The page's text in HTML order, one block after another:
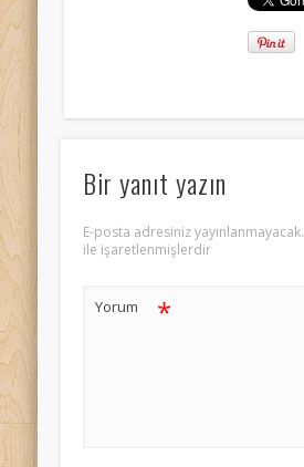
Bir yanıt yazın
E-posta adresiniz yayınlanmayacak.
ile işaretlenmişlerdir
Yorum *